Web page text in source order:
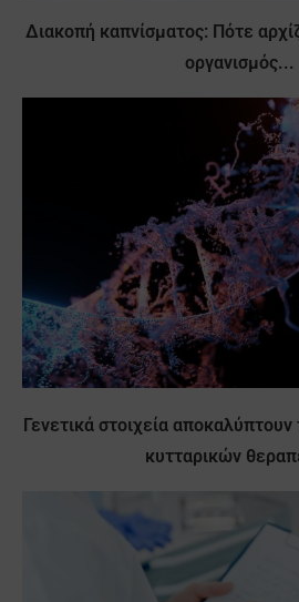
Διακοπή καπνίσματος: Πότε
οργανισμός...
Γενετικά στοιχεία
κυτταρικών